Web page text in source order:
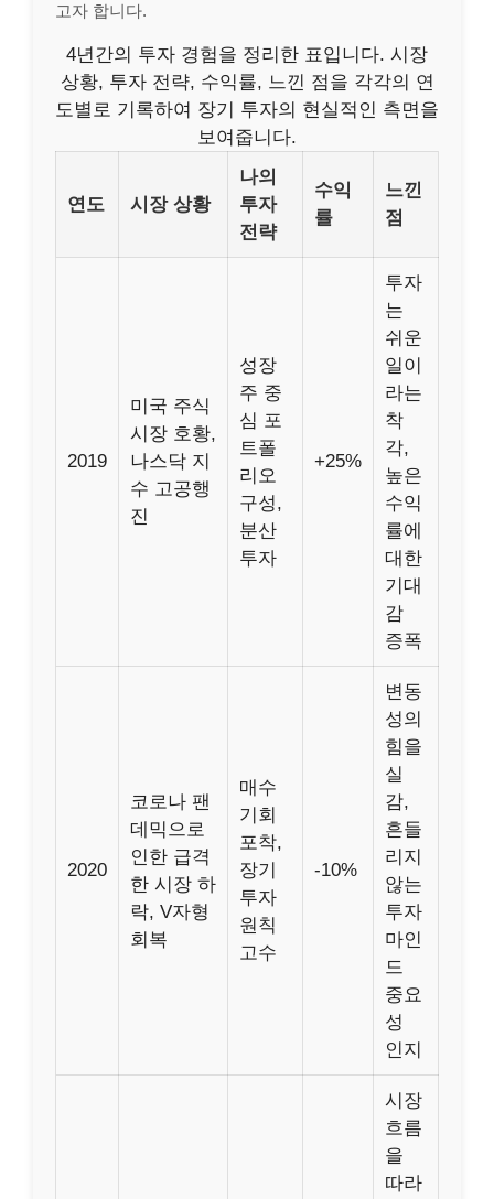
고자 합니다.
4년간의 투자 경험을 정리한 표입니다. 시장
상황, 투자 전략, 수익률, 느낀 점을 각각의 연
도별로 기록하여 장기 투자의 현실적인 측면을
보여줍니다.
연도 시장 상황
나의
투자
전략
수익
률
느낀
점
2019
미국 주식
시장 호황,
나스닥 지
수 고공행
진
성장
주 중
심 포
트폴
리오
구성,
분산
투자
+25%
투자
는
쉬운
일이
라는
착
각,
높은
수익
률에
대한
기대
감
증폭
2020
코로나 팬
데믹으로
인한 급격
한 시장 하
락, V자형
회복
매수
기회
포착,
장기
투자
원칙
고수
-10%
변동
성의
힘을
실
감,
흔들
리지
않는
투자
마인
드
중요
성
인지
시장
흐름
을
따라